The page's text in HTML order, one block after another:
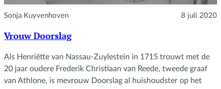
Sonja Kuyvenhoven 8 juli 2020
Vrouw Doorslag
Als Henriëtte van Nassau-Zuylestein in 1715 trouwt met de
20 jaar oudere Frederik Christiaan van Reede, tweede graaf
van Athlone, is mevrouw Doorslag al huishoudster op het